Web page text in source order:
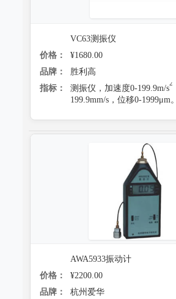
VC63测振仪
价格：
¥1680.00
品牌：
胜利高
指标：
测振仪，加速度0-199.9m/s
2
199.9mm/s，位移0-1999μm。
AWA5933振动计
价格：
¥2200.00
品牌：
杭州爱华